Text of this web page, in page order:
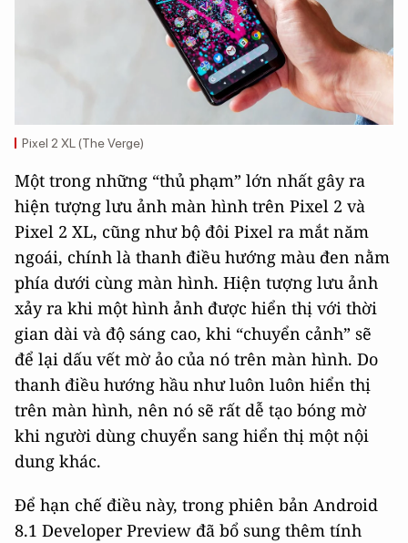
Pixel 2 XL (The Verge)
Một trong những “thủ phạm” lớn nhất gây ra
hiện tượng lưu ảnh màn hình trên Pixel 2 và
Pixel 2 XL, cũng như bộ đôi Pixel ra mắt năm
ngoái, chính là thanh điều hướng màu đen nằm
phía dưới cùng màn hình. Hiện tượng lưu ảnh
xảy ra khi một hình ảnh được hiển thị với thời
gian dài và độ sáng cao, khi “chuyển cảnh” sẽ
để lại dấu vết mờ ảo của nó trên màn hình. Do
thanh điều hướng hầu như luôn luôn hiển thị
trên màn hình, nên nó sẽ rất dễ tạo bóng mờ
khi người dùng chuyển sang hiển thị một nội
dung khác.
Để hạn chế điều này, trong phiên bản Android
8.1 Developer Preview đã bổ sung thêm tính